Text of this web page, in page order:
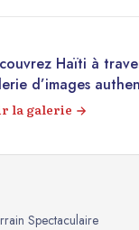
Haïti à
d’images
la galerie
Spectaculaire